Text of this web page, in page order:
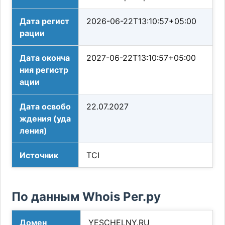
Дата регист
рации
2026-06-22T13:10:57+05:00
Дата оконча
ния регистр
ации
2027-06-22T13:10:57+05:00
Дата освобо
ждения (уда
ления)
22.07.2027
Источник TCI
По данным Whois Рег.ру
Домен YESCHELNY.RU